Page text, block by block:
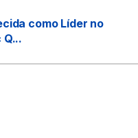
como Líder no